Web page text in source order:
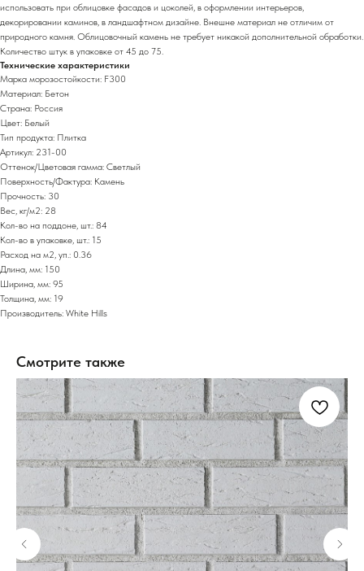
использовать при облицовке фасадов и цоколей, в оформлении интерьеров,
декорировании каминов, в ландшафтном дизайне. Внешне материал не отличим от
природного камня. Облицовочный камень не требует никакой дополнительной обработки.
Количество штук в упаковке от 45 до 75.
Технические характеристики
Марка морозостойкости: F300
Материал: Бетон
Страна: Россия
Цвет: Белый
Тип продукта: Плитка
Артикул: 231-00
Оттенок/Цветовая гамма: Светлый
Поверхность/Фактура: Камень
Прочность: 30
Вес, кг/м2: 28
Кол-во на поддоне, шт.: 84
Кол-во в упаковке, шт.: 15
Расход на м2, уп.: 0.36
Длина, мм: 150
Ширина, мм: 95
Толщина, мм: 19
Производитель: White Hills
Смотрите также